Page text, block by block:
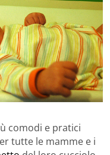
comodi e pratici
tutte le mamme e i